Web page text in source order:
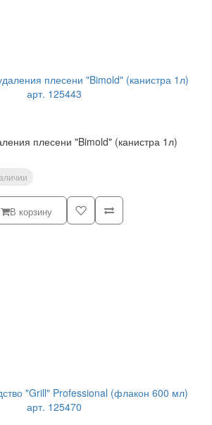
плесени "Bimold" (канистра 1л)
В корзину